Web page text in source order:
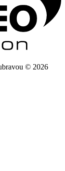
© 2026